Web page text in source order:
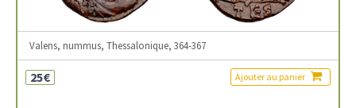
Valens, nummus, Thessalonique, 364-367
25€ Ajouter au panier